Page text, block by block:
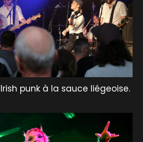
punk à la sauce liégeoise.